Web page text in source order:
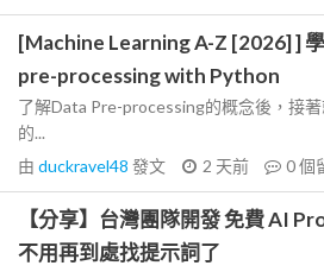
[Machine Learning A-Z [2026] ]
pre-processing with Python
了解Data Pre-processing的概念後，接
的...
由 duckravel48 發文 2 天前 0個
【分享】台灣團隊開發 免費 AI
不用再到處找提示詞了